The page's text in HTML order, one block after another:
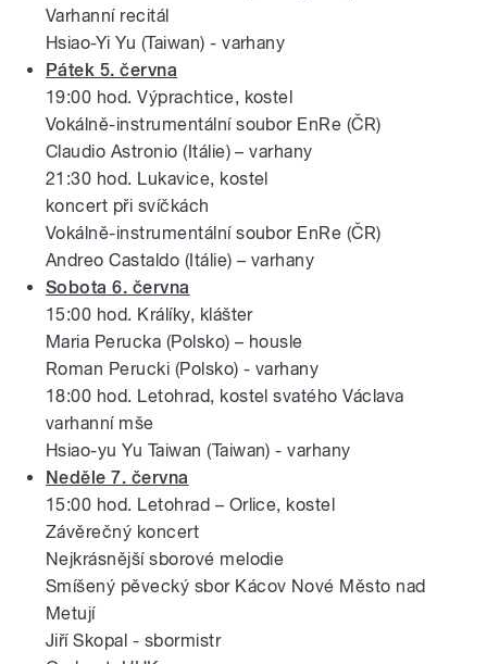
Varhanní recitál
Hsiao-Yi Yu (Taiwan) - varhany
Pátek 5. června
19:00 hod. Výprachtice, kostel
Vokálně-instrumentální soubor EnRe (ČR)
Claudio Astronio (Itálie) – varhany
21:30 hod. Lukavice, kostel
koncert při svíčkách
Vokálně-instrumentální soubor EnRe (ČR)
Andreo Castaldo (Itálie) – varhany
Sobota 6. června
15:00 hod. Králíky, klášter
Maria Perucka (Polsko) – housle
Roman Perucki (Polsko) - varhany
18:00 hod. Letohrad, kostel svatého Václava
varhanní mše
Hsiao-yu Yu Taiwan (Taiwan) - varhany
Neděle 7. června
15:00 hod. Letohrad – Orlice, kostel
Závěrečný koncert
Nejkrásnější sborové melodie
Smíšený pěvecký sbor Kácov Nové Město nad
Metují
Jiří Skopal - sbormistr